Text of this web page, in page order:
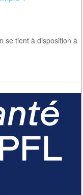
se tient à disposition à